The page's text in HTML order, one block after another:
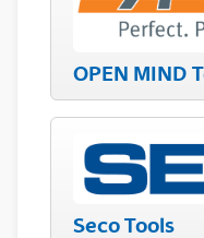
OPEN MIND
Seco Tools